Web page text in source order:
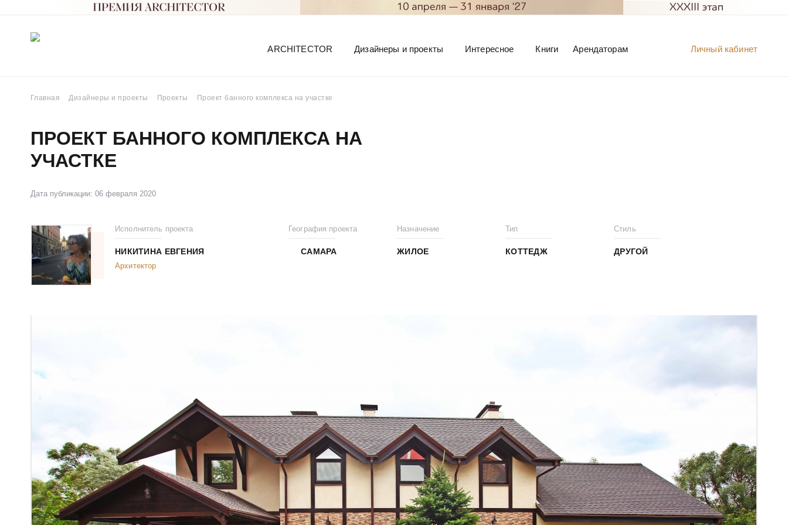
Личный кабинет
ARCHITECTOR Дизайнеры и проекты Интересное Книги Арендаторам
Главная Дизайнеры и проекты Проекты Проект банного комплекса на участке
ПРОЕКТ БАННОГО КОМПЛЕКСА НА
УЧАСТКЕ
Дата публикации: 06 февраля 2020
Исполнитель проекта
НИКИТИНА ЕВГЕНИЯ
Архитектор
География проекта
САМАРА
Назначение
ЖИЛОЕ
Тип
КОТТЕДЖ
Стиль
ДРУГОЙ